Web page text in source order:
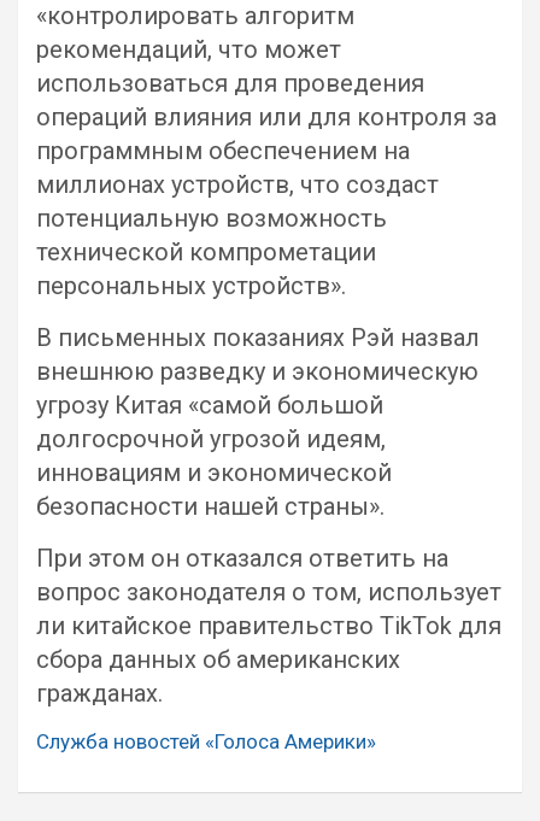
«контролировать алгоритм
рекомендаций, что может
использоваться для проведения
операций влияния или для контроля за
программным обеспечением на
миллионах устройств, что создаст
потенциальную возможность
технической компрометации
персональных устройств».
В письменных показаниях Рэй назвал
внешнюю разведку и экономическую
угрозу Китая «самой большой
долгосрочной угрозой идеям,
инновациям и экономической
безопасности нашей страны».
При этом он отказался ответить на
вопрос законодателя о том, использует
ли китайское правительство TikTok для
сбора данных об американских
гражданах.
Служба новостей «Голоса Америки»